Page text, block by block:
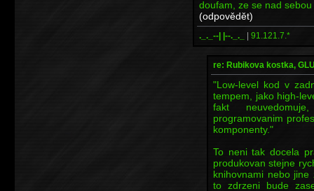
doufam, ze se nad
(odpovědět)
._._--| |--._._ | 91.121.7.*
re: Rubikova kostka,
"Low-level kod v
tempem, jako high-
fakt
programovanim
komponenty."
To neni tak docela
produkovan stejne
knihovnami nebo
to zdrzeni bude